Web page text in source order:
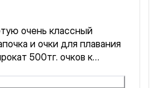
очень классный
и очки для плавания
500тг. очков к
сходить